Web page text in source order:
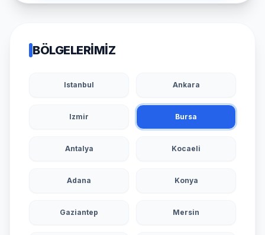
BÖLGELERIMIZ
Istanbul Ankara
Izmir Bursa
Antalya Kocaeli
Adana Konya
Gaziantep Mersin